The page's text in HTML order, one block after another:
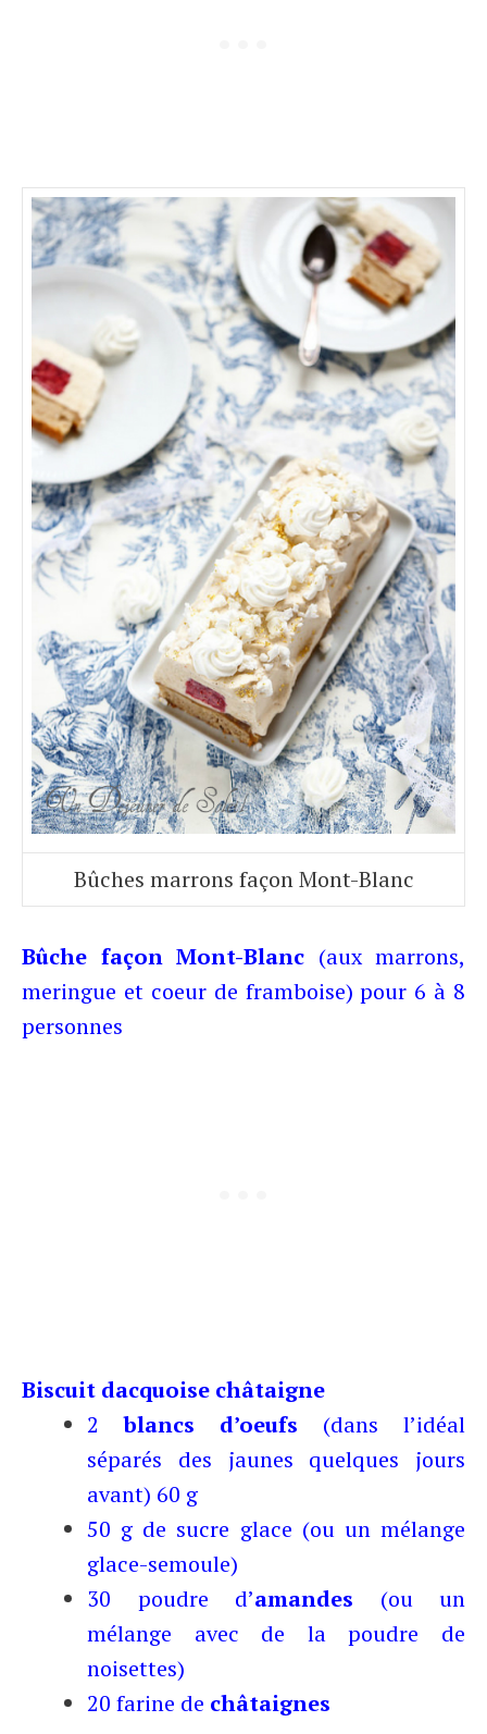
Bûches marrons façon Mont-Blanc
Bûche façon Mont-Blanc (aux marrons,
meringue et coeur de framboise) pour 6 à 8
personnes
Biscuit dacquoise châtaigne
2blancs d’oeufs (dans l’idéal
séparés des jaunes quelques jours
avant) 60 g
50 g de sucre glace (ou un mélange
glace-semoule)
30 poudre d’amandes (ou un
mélange avec de la poudre de
noisettes)
20 farine de châtaignes